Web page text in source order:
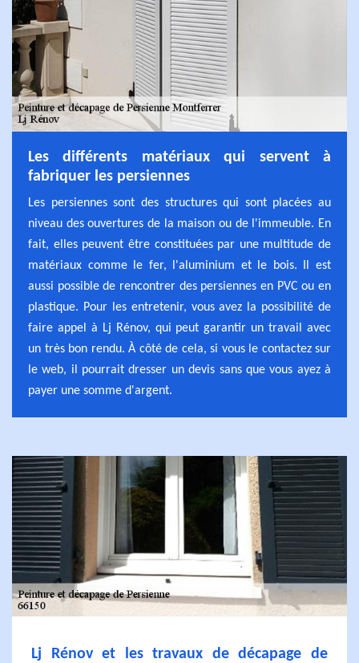
Les différents matériaux qui servent à
fabriquer les persiennes
Les persiennes sont des structures qui sont placées au
niveau des ouvertures de la maison ou de l'immeuble. En
fait, elles peuvent être constituées par une multitude de
matériaux comme le fer, l'aluminium et le bois. Il est
aussi possible de rencontrer des persiennes en PVC ou en
plastique. Pour les entretenir, vous avez la possibilité de
faire appel à Lj Rénov, qui peut garantir un travail avec
un très bon rendu. À côté de cela, si vous le contactez sur
le web, il pourrait dresser un devis sans que vous ayez à
payer une somme d'argent.
Lj Rénov et les travaux de décapage de